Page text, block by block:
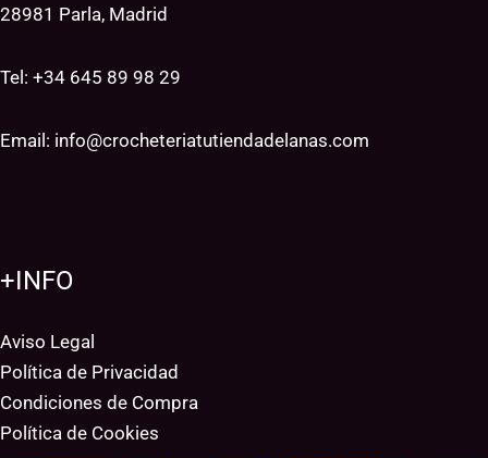
28981 Parla, Madrid
Tel: +34 645 89 98 29
Email: info@crocheteriatutiendadelanas.com
+INFO
Aviso Legal
Política de Privacidad
Condiciones de Compra
Política de Cookies